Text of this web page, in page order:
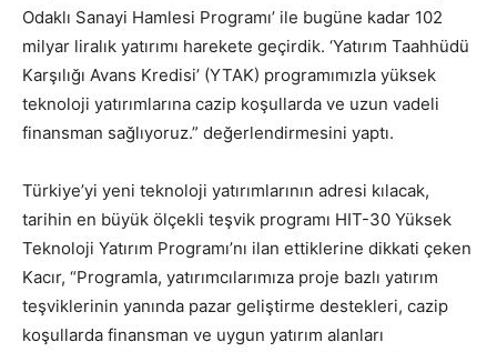
Odaklı Sanayi Hamlesi Programı’ ile bugüne kadar 102
milyar liralık yatırımı harekete geçirdik. ‘Yatırım Taahhüdü
Karşılığı Avans Kredisi’ (YTAK) programımızla yüksek
teknoloji yatırımlarına cazip koşullarda ve uzun vadeli
finansman sağlıyoruz.” değerlendirmesini yaptı.
Türkiye’yi yeni teknoloji yatırımlarının adresi kılacak,
tarihin en büyük ölçekli teşvik programı HIT-30 Yüksek
Teknoloji Yatırım Programı’nı ilan ettiklerine dikkati çeken
Kacır, “Programla, yatırımcılarımıza proje bazlı yatırım
teşviklerinin yanında pazar geliştirme destekleri, cazip
koşullarda finansman ve uygun yatırım alanları